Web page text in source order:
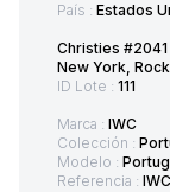
País : Estados
Christies
New York,
ID Lote : 111
Marca : IWC
Colección :
Modelo :
Referencia :